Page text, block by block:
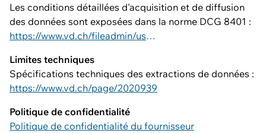
Les conditions détaillées d'acquisition et de diffusion
des données sont exposées dans la norme DCG 8401 :
https://www.vd.ch/fileadmin/user_upload/dinf/8000/8401.pdf
Limites techniques
Spécifications techniques des extractions de données :
https://www.vd.ch/page/2020939
Politique de confidentialité
Politique de confidentialité du fournisseur